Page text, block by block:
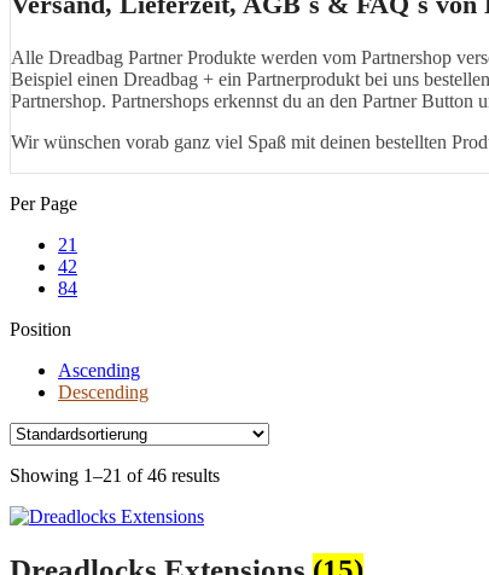
Alle Dreadbag Partner Produkte werden vom Partnershop
Beispiel einen Dreadbag + ein Partnerprodukt bei uns
Partnershop. Partnershops erkennst du an den Partner
Wir wünschen vorab ganz viel Spaß mit deinen bestellten
Per Page
21
42
84
Position
Ascending
Descending
Showing 1–21 of 46 results